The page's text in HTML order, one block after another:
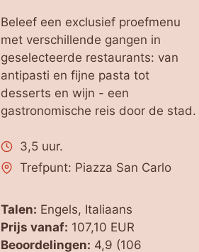
Beleef een exclusief proefmenu
met verschillende gangen in
geselecteerde restaurants: van
antipasti en fijne pasta tot
desserts en wijn - een
gastronomische reis door de stad.
3,5 uur.
Trefpunt: Piazza San Carlo
Talen: Engels, Italiaans
Prijs vanaf: 107,10 EUR
Beoordelingen: 4,9 (106